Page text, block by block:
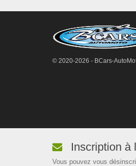
© 2020-2026 - BCars-
Inscription à
Vous pouvez vous